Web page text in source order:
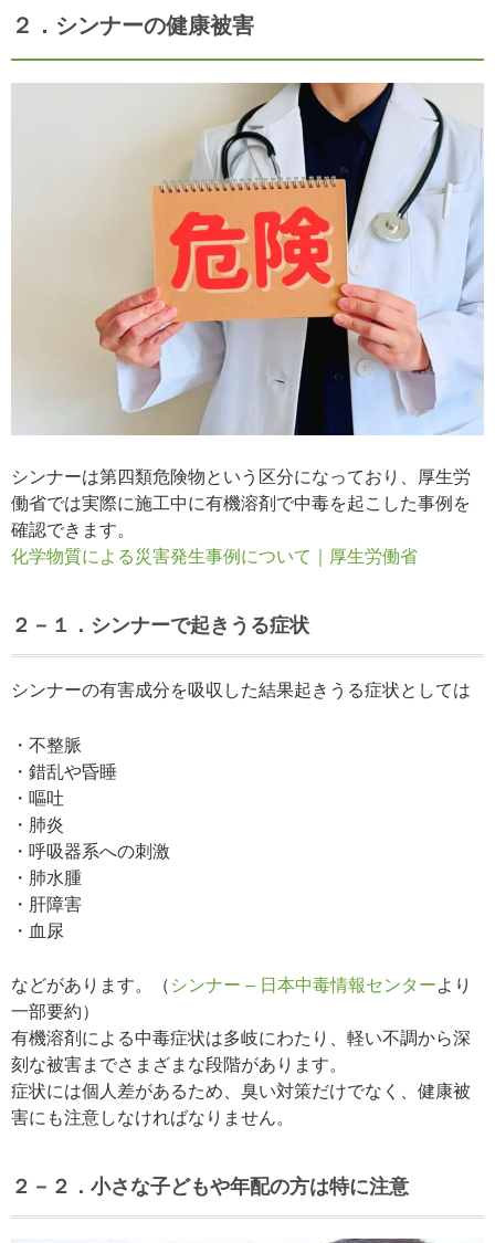
２．シンナーの健康被害
シンナーは第四類危険物という区分になっており、厚生労
働省では実際に施工中に有機溶剤で中毒を起こした事例を
確認できます。
化学物質による災害発生事例について｜厚生労働省
２－１．シンナーで起きうる症状
シンナーの有害成分を吸収した結果起きうる症状としては
・不整脈
・錯乱や昏睡
・嘔吐
・肺炎
・呼吸器系への刺激
・肺水腫
・肝障害
・血尿
などがあります。 （ シンナー – 日本中毒情報センターより
一部要約）
有機溶剤による中毒症状は多岐にわたり、軽い不調から深
刻な被害までさまざまな段階があります。
症状には個人差があるため、臭い対策だけでなく、健康被
害にも注意しなければなりません。
２－２．小さな子どもや年配の方は特に注意